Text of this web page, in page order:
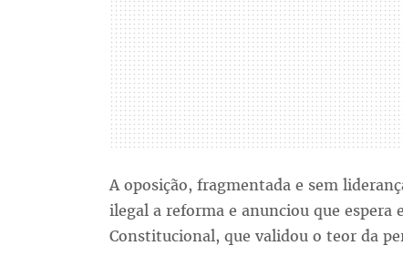
A oposição, fragmentada e sem
ilegal a reforma e anunciou que
Constitucional, que validou o teor da